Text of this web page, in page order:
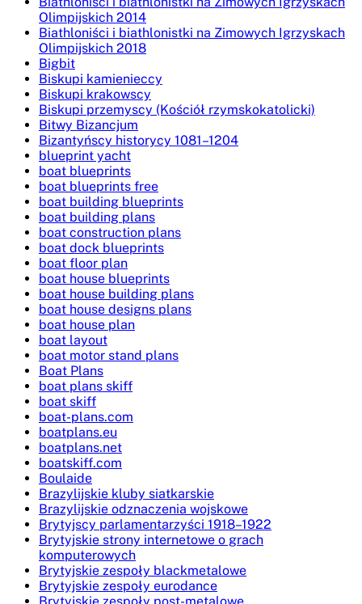
Olimpijskich 2014
Biathloniści i biathlonistki na Zimowych Igrzyskach
Olimpijskich 2018
Bigbit
Biskupi kamienieccy
Biskupi krakowscy
Biskupi przemyscy (Kościół rzymskokatolicki)
Bitwy Bizancjum
Bizantyńscy historycy 1081–1204
blueprint yacht
boat blueprints
boat blueprints free
boat building blueprints
boat building plans
boat construction plans
boat dock blueprints
boat floor plan
boat house blueprints
boat house building plans
boat house designs plans
boat house plan
boat layout
boat motor stand plans
Boat Plans
boat plans skiff
boat skiff
boat-plans.com
boatplans.eu
boatplans.net
boatskiff.com
Boulaide
Brazylijskie kluby siatkarskie
Brazylijskie odznaczenia wojskowe
Brytyjscy parlamentarzyści 1918–1922
Brytyjskie strony internetowe o grach
komputerowych
Brytyjskie zespoły blackmetalowe
Brytyjskie zespoły eurodance